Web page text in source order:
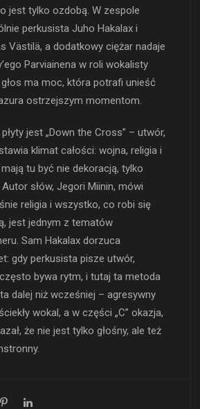
jest tylko ozdobą. W zespole
perkusista Juho Hakalax i
Västilä, a dodatkowy ciężar nadaje
Parviainena w roli wokalisty
ma moc, która potrafi unieść
ostrzejszym momentom.
jest „Down the Cross” – utwór,
klimat całości: wojna, religia i
tu być nie dekoracją, tylko
słów, Jegori Miinin, mówi
religia i wszystko, co robi się
jest jednym z tematów
Sam Hakalax dorzuca
gdy perkusista pisze utwór,
bywa rytm, i tutaj ta metoda
dalej niż wcześniej – agresywny
wokal, a w części „C” okazja,
że nie jest tylko głośny, ale też